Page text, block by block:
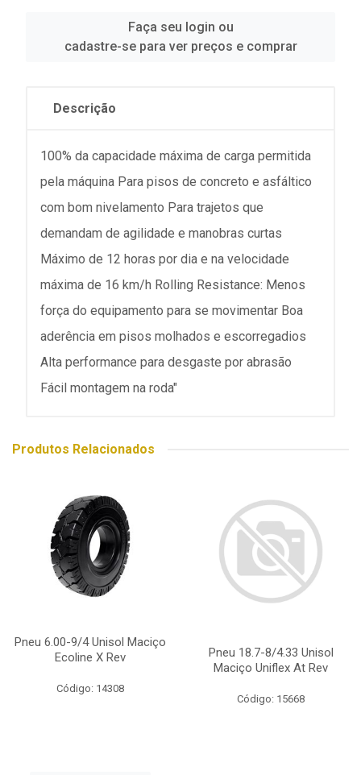
Faça seu login ou
cadastre-se para ver preços e comprar
Descrição
100% da capacidade máxima de carga permitida
pela máquina Para pisos de concreto e asfáltico
com bom nivelamento Para trajetos que
demandam de agilidade e manobras curtas
Máximo de 12 horas por dia e na velocidade
máxima de 16 km/h Rolling Resistance: Menos
força do equipamento para se movimentar Boa
aderência em pisos molhados e escorregadios
Alta performance para desgaste por abrasão
Fácil montagem na roda"
Produtos Relacionados
Pneu 6.00-9/4 Unisol Maciço
Ecoline X Rev
Código: 14308
Pneu 18.7-8/4.33 Unisol
Maciço Uniflex At Rev
Código: 15668